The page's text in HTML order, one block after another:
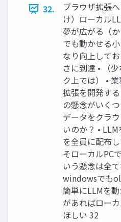
32.
ブラウザ拡張
け）ローカル
夢が広がる（
でも動かせる
なり向上して
さに到達 • （
ク上では） •
拡張を開発す
の懸念がいく
データをクラ
いのか？ •
を全員に配布
そローカルPC
いう懸念は全
windowsでも
簡単にLLMを
があればロー
ほしい 32